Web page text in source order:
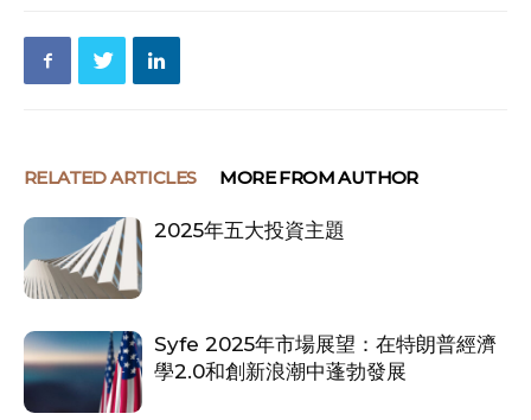
RELATED ARTICLES MORE FROM AUTHOR
2025年五大投資主題
Syfe 2025年市場展望：在特朗普經濟
學2.0和創新浪潮中蓬勃發展